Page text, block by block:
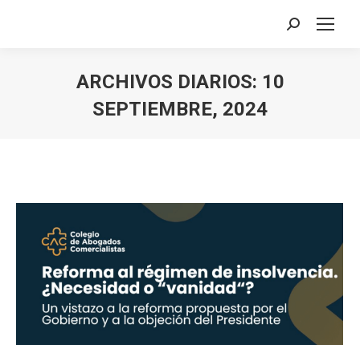
Buscar:
ARCHIVOS DIARIOS: 10
SEPTIEMBRE, 2024